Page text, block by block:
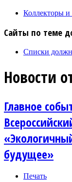
Коллекторы и
Сайты по теме
Списки
Новости
Главное
будущее»
Печать